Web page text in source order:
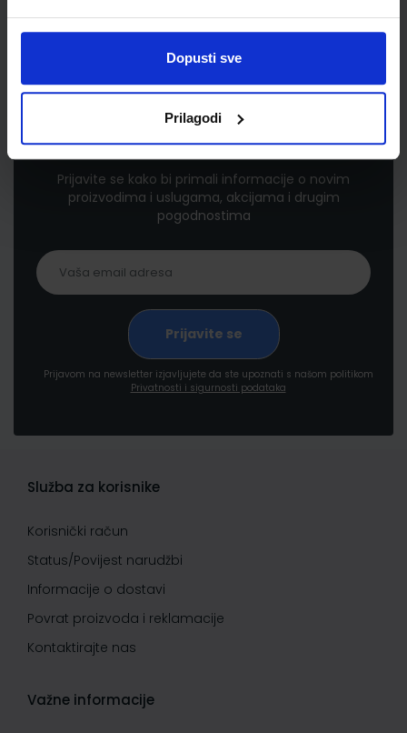
Dopusti sve
Prilagodi
Newsletter prijava
Prijavite se kako bi primali informacije o novim
proizvodima i uslugama, akcijama i drugim
pogodnostima
Prijavom na newsletter izjavljujete da ste upoznati s našom politikom
Privatnosti i sigurnosti podataka
Služba za korisnike
Korisnički račun
Status/Povijest narudžbi
Informacije o dostavi
Povrat proizvoda i reklamacije
Kontaktirajte nas
Važne informacije